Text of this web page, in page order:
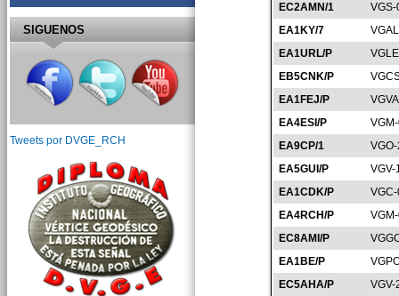
EC2AMN/1
EA1KY/7
EA1URL/P
EB5CNK/P
EA1FEJ/P
EA4ESI/P
EA9CP/1
EA5GUI/P
VGV-
EA1CDK/P
EA4RCH/P
EC8AMI/P
EA1BE/P
EC5AHA/P
VGV-
SIGUENOS
Tweets por DVGE_RCH